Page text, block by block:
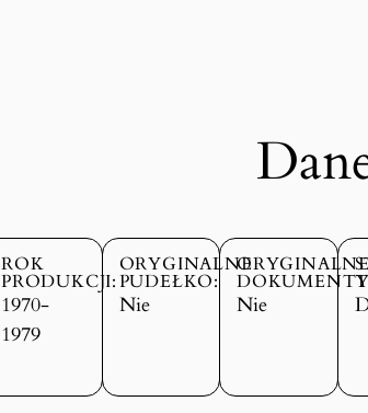
ROK
PRODUKCJI:
1970-
1979
ORYGINALNE
PUDEŁKO:
Nie Nie